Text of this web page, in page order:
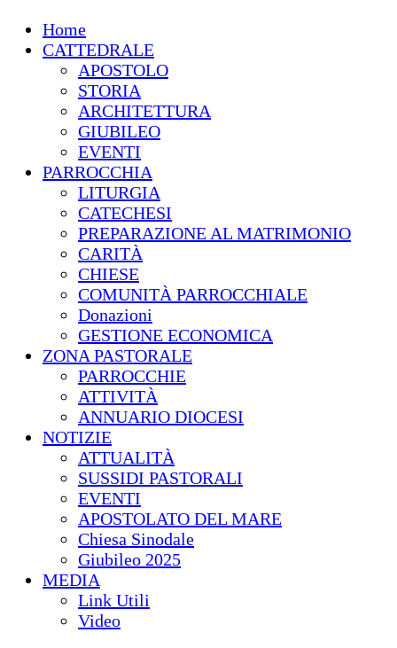
Home
CATTEDRALE
APOSTOLO
STORIA
ARCHITETTURA
GIUBILEO
EVENTI
PARROCCHIA
LITURGIA
CATECHESI
PREPARAZIONE AL MATRIMONIO
CARITÀ
CHIESE
COMUNITÀ PARROCCHIALE
Donazioni
GESTIONE ECONOMICA
ZONA PASTORALE
PARROCCHIE
ATTIVITÀ
ANNUARIO DIOCESI
NOTIZIE
ATTUALITÀ
SUSSIDI PASTORALI
EVENTI
APOSTOLATO DEL MARE
Chiesa Sinodale
Giubileo 2025
MEDIA
Link Utili
Video